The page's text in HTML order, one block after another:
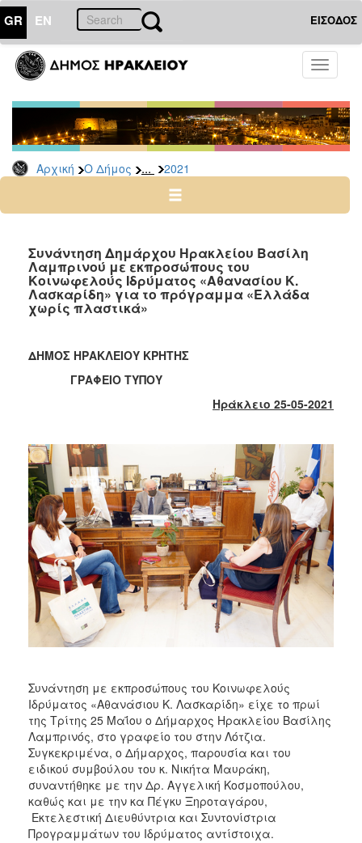
GR EN ΕΙΣΟΔΟΣ
Toggle
Αρχική Ο Δήμος ... 2021
ΔΗΜΟΣ
Δελτία
Τύπου
Αρχείο
2026
2024
2022
2021
2020
2018
2017
2013
2012
2011
2010
2006
ΤΟΠΟΣ
ΠΟΛΙΤΙΣΜΟΣ
ΑΝΘΕΚΤΙΚΗ
ΠΟΛΗ
Συνάντηση Δημάρχου Ηρακλείου Βασίλη
Λαμπρινού με εκπροσώπους του
Κοινωφελούς Ιδρύματος «Αθανασίου Κ.
Λασκαρίδη» για το πρόγραμμα «Ελλάδα
χωρίς πλαστικά»
ΔΗΜΟΣ ΗΡΑΚΛΕΙΟΥ ΚΡΗΤΗΣ
ΓΡΑΦΕΙΟ ΤΥΠΟΥ
Ηράκλειο 25-05-2021
Συνάντηση με εκπροσώπους του Κοινωφελούς
Ιδρύματος «Αθανάσιου Κ. Λασκαρίδη» είχε το πρωί
της Τρίτης 25 Μαΐου ο Δήμαρχος Ηρακλείου Βασίλης
Λαμπρινός, στο γραφείο του στην Λότζια.
Συγκεκριμένα, ο Δήμαρχος, παρουσία και του
ειδικού συμβούλου του κ. Νικήτα Μαυράκη,
συναντήθηκε με την Δρ. Αγγελική Κοσμοπούλου,
καθώς και με την κα Πέγκυ Ξηροταγάρου,
Εκτελεστική Διευθύντρια και Συντονίστρια
Προγραμμάτων του Ιδρύματος αντίστοιχα.